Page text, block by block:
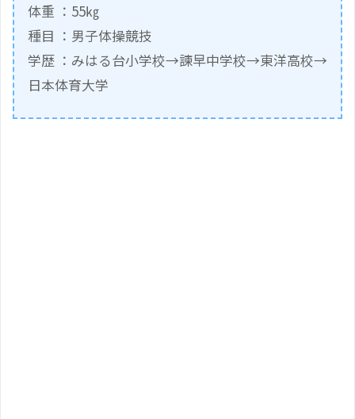
体重 ：55㎏
種目 ：男子体操競技
学歴 ：みはる台小学校→諫早中学校→東洋高校→
日本体育大学